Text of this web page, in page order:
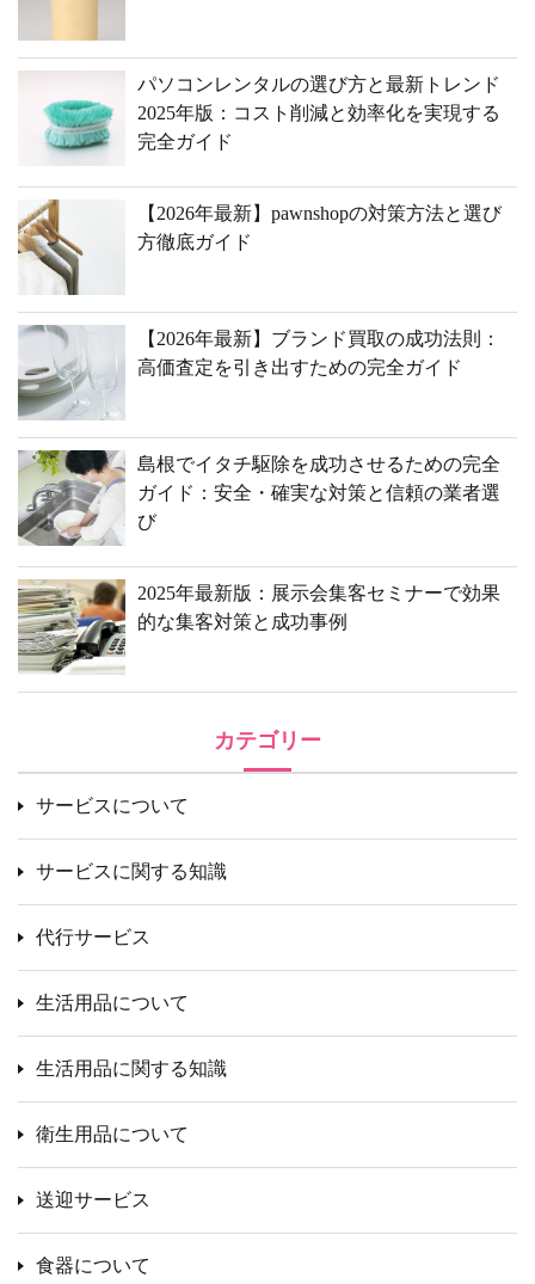
パソコンレンタルの選び方と最新トレンド
2025年版：コスト削減と効率化を実現する
完全ガイド
【2026年最新】pawnshopの対策方法と選び
方徹底ガイド
【2026年最新】ブランド買取の成功法則：
高価査定を引き出すための完全ガイド
島根でイタチ駆除を成功させるための完全
ガイド：安全・確実な対策と信頼の業者選
び
2025年最新版：展示会集客セミナーで効果
的な集客対策と成功事例
カテゴリー
サービスについて
サービスに関する知識
代行サービス
生活用品について
生活用品に関する知識
衛生用品について
送迎サービス
食器について